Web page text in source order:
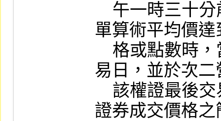
單算術平均價
易日，並於次
證券成交價格